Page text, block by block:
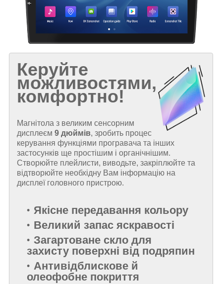
Керуйте
можливостями,
комфортно!
Магнітола з великим сенсорним
дисплеєм 9 дюймів, зробить процес
керування функціями програвача та інших
застосунків ще простішим і органічнішим.
Створюйте плейлисти, виводьте, закріплюйте та
відтворюйте необхідну Вам інформацію на
дисплеї головного пристрою.
Якісне передавання кольору
Великий запас яскравості
Загартоване скло для
захисту поверхні від подряпин
Антивідблискове й
олеофобне покриття